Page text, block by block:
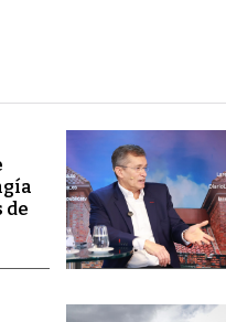
de